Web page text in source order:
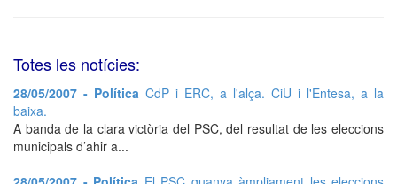
Totes les notícies:
28/05/2007 - Política CdP i ERC, a l'alça. CiU i l'Entesa, a la
baixa.
A banda de la clara victòria del PSC, del resultat de les eleccions
municipals d’ahir a...